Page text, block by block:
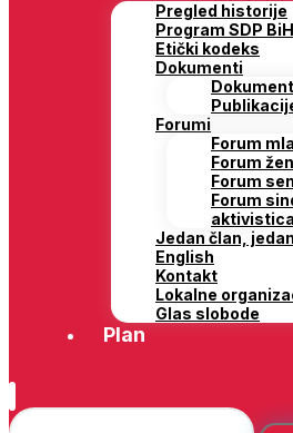
Pregled historije
Program SDP BiH
Etički kodeks
Dokumenti
Forumi
Forum
Forum
Forum
Forum
aktivistica
Jedan član,
English
Kontakt
Lokalne
Glas slobode
Plan